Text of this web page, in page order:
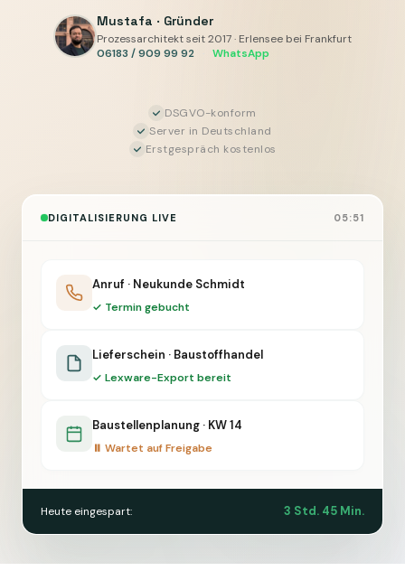
Mustafa · Gründer
Prozessarchitekt seit 2017 · Erlensee bei Frankfurt
06183 / 909 99 92
WhatsApp
DSGVO-konform
Server in Deutschland
Erstgespräch kostenlos
DIGITALISIERUNG LIVE 05:51
Anruf · Neukunde Schmidt
✓ Termin gebucht
Lieferschein · Baustoffhandel
✓ Lexware-Export bereit
Baustellenplanung · KW 14
⏸ Wartet auf Freigabe
Heute eingespart: 3 Std. 45 Min.